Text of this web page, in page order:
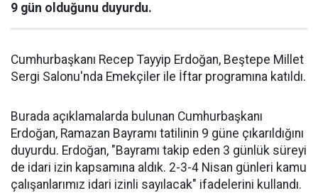
9 gün olduğunu duyurdu.
Cumhurbaşkanı Recep Tayyip Erdoğan, Beştepe Millet
Sergi Salonu'nda Emekçiler ile İftar programına katıldı.
Burada açıklamalarda bulunan Cumhurbaşkanı
Erdoğan, Ramazan Bayramı tatilinin 9 güne çıkarıldığını
duyurdu. Erdoğan, "Bayramı takip eden 3 günlük süreyi
de idari izin kapsamına aldık. 2-3-4 Nisan günleri kamu
çalışanlarımız idari izinli sayılacak" ifadelerini kullandı.